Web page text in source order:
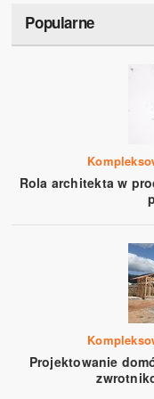
Popularne
Rola architekta w
Projektowanie